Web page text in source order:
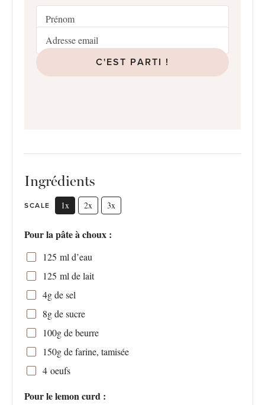
C'EST PARTI !
Ingrédients
SCALE 1x 2x 3x
Pour la pâte à choux :
125 ml d’eau
125 ml de lait
4g de sel
8g de sucre
100g de beurre
150g de farine, tamisée
4oeufs
Pour le lemon curd :